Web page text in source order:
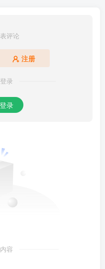
评论
注册
录
录
容